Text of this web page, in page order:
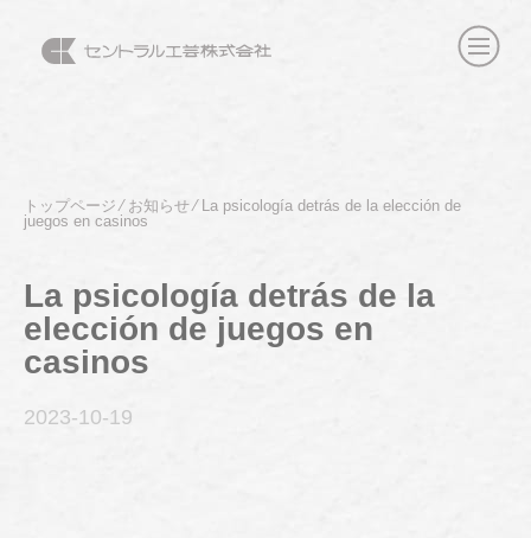
トップページ⁄ お知らせ⁄ La psicología detrás de la elección de
juegos en casinos
La psicología detrás de la
elección de juegos en
casinos
2023-10-19